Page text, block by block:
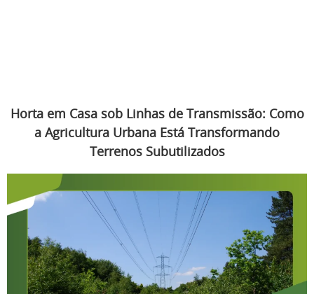
Horta em Casa sob Linhas de Transmissão: Como
a Agricultura Urbana Está Transformando
Terrenos Subutilizados